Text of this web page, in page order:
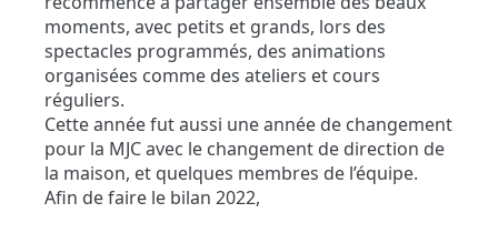
moments, avec petits et grands, lors des
spectacles programmés, des animations
organisées comme des ateliers et cours
réguliers.
Cette année fut aussi une année de changement
pour la MJC avec le changement de direction de
la maison, et quelques membres de l’équipe.
Afin de faire le bilan 2022,